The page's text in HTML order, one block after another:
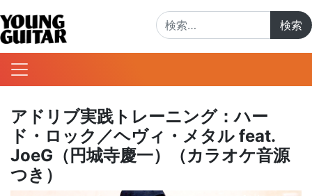
アドリブ実践トレーニング：ハー
ド・ロック／ヘヴィ・メタル feat.
JoeG（円城寺慶一）（カラオケ音源
つき）